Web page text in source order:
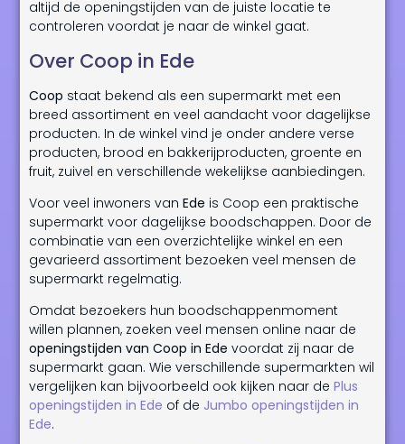
altijd de openingstijden van de juiste locatie te
controleren voordat je naar de winkel gaat.
Over Coop in Ede
Coop staat bekend als een supermarkt met een
breed assortiment en veel aandacht voor dagelijkse
producten. In de winkel vind je onder andere verse
producten, brood en bakkerijproducten, groente en
fruit, zuivel en verschillende wekelijkse aanbiedingen.
Voor veel inwoners vanEde is Coop een praktische
supermarkt voor dagelijkse boodschappen. Door de
combinatie van een overzichtelijke winkel en een
gevarieerd assortiment bezoeken veel mensen de
supermarkt regelmatig.
Omdat bezoekers hun boodschappenmoment
willen plannen, zoeken veel mensen online naar de
openingstijden van Coop in Ede voordat zij naar de
supermarkt gaan. Wie verschillende supermarkten wil
vergelijken kan bijvoorbeeld ook kijken naar dePlus
openingstijden in Ede of de Jumbo openingstijden in
Ede.